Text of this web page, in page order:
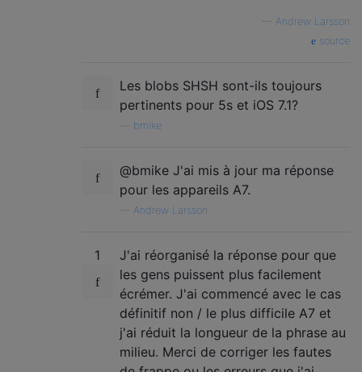
Andrew Larsson
source
Les blobs SHSH sont-ils toujours
pertinents pour 5s et iOS 7.1?
bmike
@bmike J'ai mis à jour ma réponse
pour les appareils A7.
Andrew Larsson
1
J'ai réorganisé la réponse pour que
les gens puissent plus facilement
écrémer. J'ai commencé avec le cas
définitif non / le plus difficile A7 et
j'ai réduit la longueur de la phrase au
milieu. Merci de corriger les fautes